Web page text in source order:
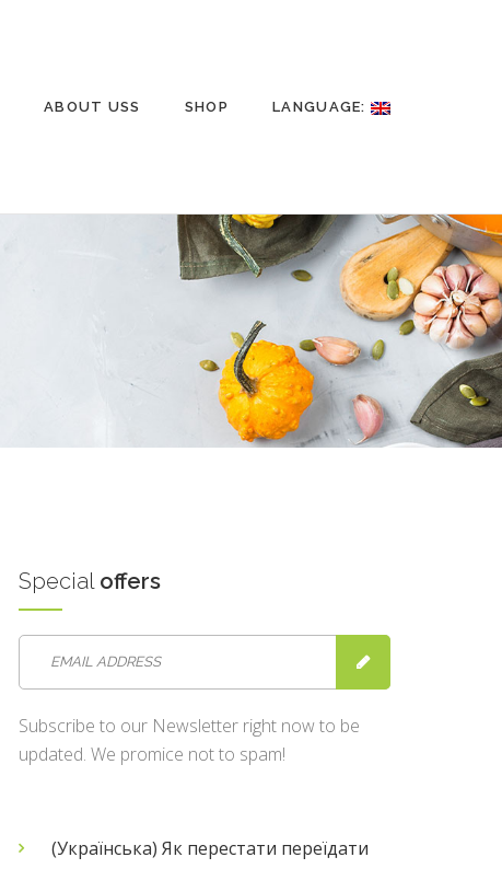
ABOUT USS SHOP LANGUAGE:
Special offers
Subscribe to our Newsletter right now to be
updated. We promice not to spam!
(Українська) Як перестати переїдати